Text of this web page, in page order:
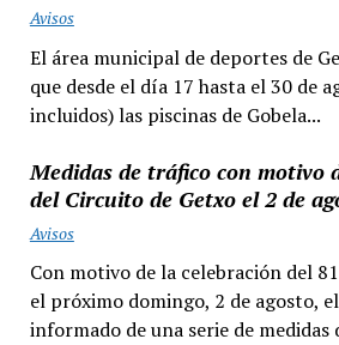
Avisos
El área municipal de deportes de
que desde el día 17 hasta el 30 de
incluidos) las piscinas de Gobela...
Medidas de tráfico con motivo
del Circuito de Getxo el 2 de
Avisos
Con motivo de la celebración del
el próximo domingo, 2 de agosto,
informado de una serie de medidas